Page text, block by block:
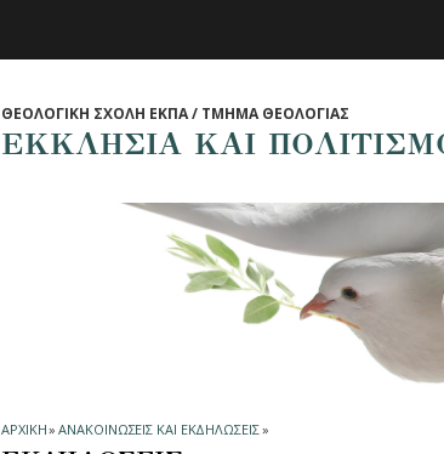
ΘΕΟΛΟΓΙΚΗ ΣΧΟΛΗ ΕΚΠΑ / ΤΜΗΜΑ ΘΕΟΛΟΓΙΑΣ
ΕΚΚΛΗΣΙΑ ΚΑΙ
ΑΡΧΙΚΗ» ΑΝΑΚΟΙΝΩΣΕΙΣ ΚΑΙ ΕΚΔΗΛΩΣΕΙΣ»